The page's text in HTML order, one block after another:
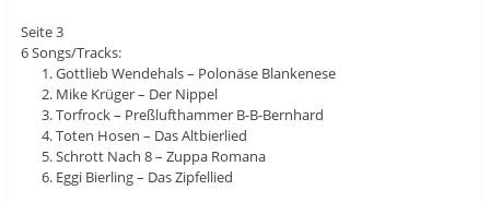
Seite 3
6 Songs/Tracks:
Gottlieb Wendehals – Polonäse Blankenese
Mike Krüger – Der Nippel
Torfrock – Preßlufthammer B-B-Bernhard
Toten Hosen – Das Altbierlied
Schrott Nach 8 – Zuppa Romana
Eggi Bierling – Das Zipfellied